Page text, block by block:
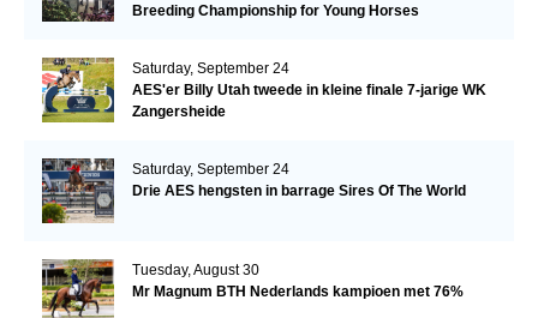
Breeding Championship for Young Horses
Saturday, September 24
AES'er Billy Utah tweede in kleine finale 7-jarige WK
Zangersheide
Saturday, September 24
Drie AES hengsten in barrage Sires Of The World
Tuesday, August 30
Mr Magnum BTH Nederlands kampioen met 76%